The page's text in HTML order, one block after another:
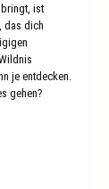
ist
das dich
je entdecken.
gehen?